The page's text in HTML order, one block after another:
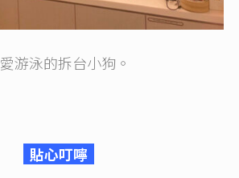
愛游泳的拆台小狗。
貼心叮嚀